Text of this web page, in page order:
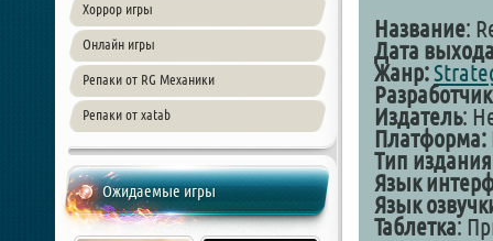
Хоррор игры
Онлайн игры
Репаки от RG Механики
Репаки от xatab
Ожидаемые игры
Название:
Дата
Жанр:
Разработчик
Издатель:
Платформа:
Тип издания
Язык
Язык
Таблетка: